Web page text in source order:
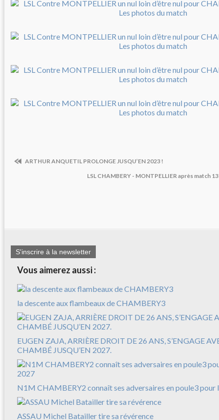
ARTHUR ANQUETIL PROLONGE JUSQU’EN 2023 !
LSL CHAMBERY - MONTPELLIER après match
S'inscrire à la newsletter
Vous aimerez aussi :
la descente aux flambeaux de CHAMBERY3
EUGEN ZAJA, ARRIÈRE DROIT DE 26 ANS, S’ENGAGE
CHAMBÉ JUSQU’EN 2027.
N1M CHAMBERY2 connaît ses adversaires en poule3 pour
ASSAU Michel Batailler tire sa révérence